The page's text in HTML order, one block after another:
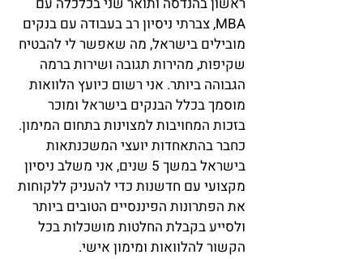
MBA, צברתי ניסיון רב בעבודה עם בנקים
מובילים בישראל, מה שאפשר לי להבטיח
שקיפות, מהירות תגובה ושירות ברמה
הגבוהה ביותר. אני רשום כיועץ הלוואות
מוסמך בכלל הבנקים בישראל ומוכר
בזכות המחויבות למצוינות בתחום המימון.
כחבר בהתאחדות יועצי המשכנתאות
בישראל במשך 5 שנים, אני משלב ניסיון
מקצועי עם חדשנות כדי להעניק ללקוחות
את הפתרונות הפיננסיים הטובים ביותר
ולסייע בקבלת החלטות מושכלות בכל
הקשור להלוואות ומימון אישי.